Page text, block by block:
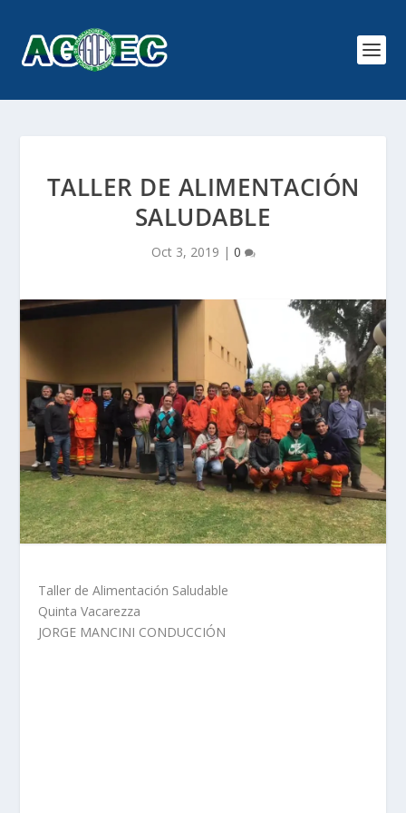
TALLER DE ALIMENTACIÓN
SALUDABLE
Oct 3, 2019 | 0
Taller de Alimentación Saludable
Quinta Vacarezza
JORGE MANCINI CONDUCCIÓN